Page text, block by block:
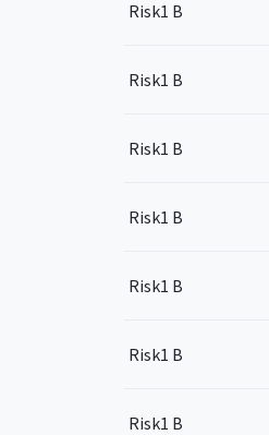
Risk1 B
Risk1 B
Risk1 B
Risk1 B
Risk1 B
Risk1 B
Risk1 B